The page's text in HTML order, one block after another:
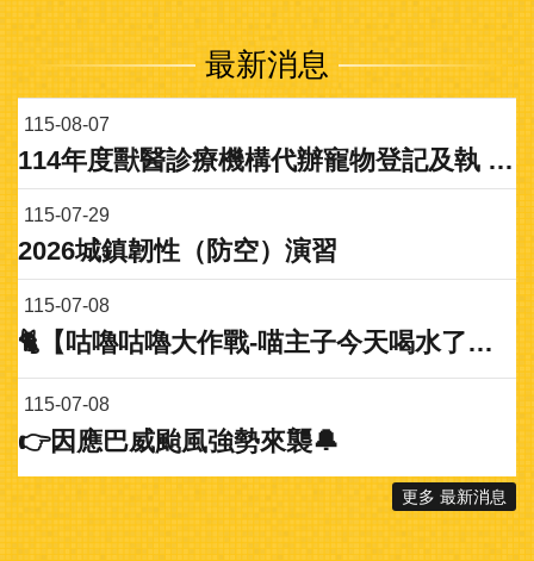
最新消息
115-08-07
114年度獸醫診療機構代辦寵物登記及執 行家犬貓絕育績優獎勵計畫
115-07-29
2026城鎮韌性（防空）演習
115-07-08
🐈【咕嚕咕嚕大作戰-喵主子今天喝水了嗎？】攝影徵稿活動即將開跑🐈‍⬛
115-07-08
👉因應巴威颱風強勢來襲🔔
更多 最新消息